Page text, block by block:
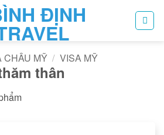
CHÂU MỸ / VISA MỸ
thân